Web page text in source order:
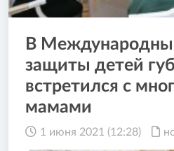
В
защиты детей
встретился с
мамами
1 июня 2021 (12:28)